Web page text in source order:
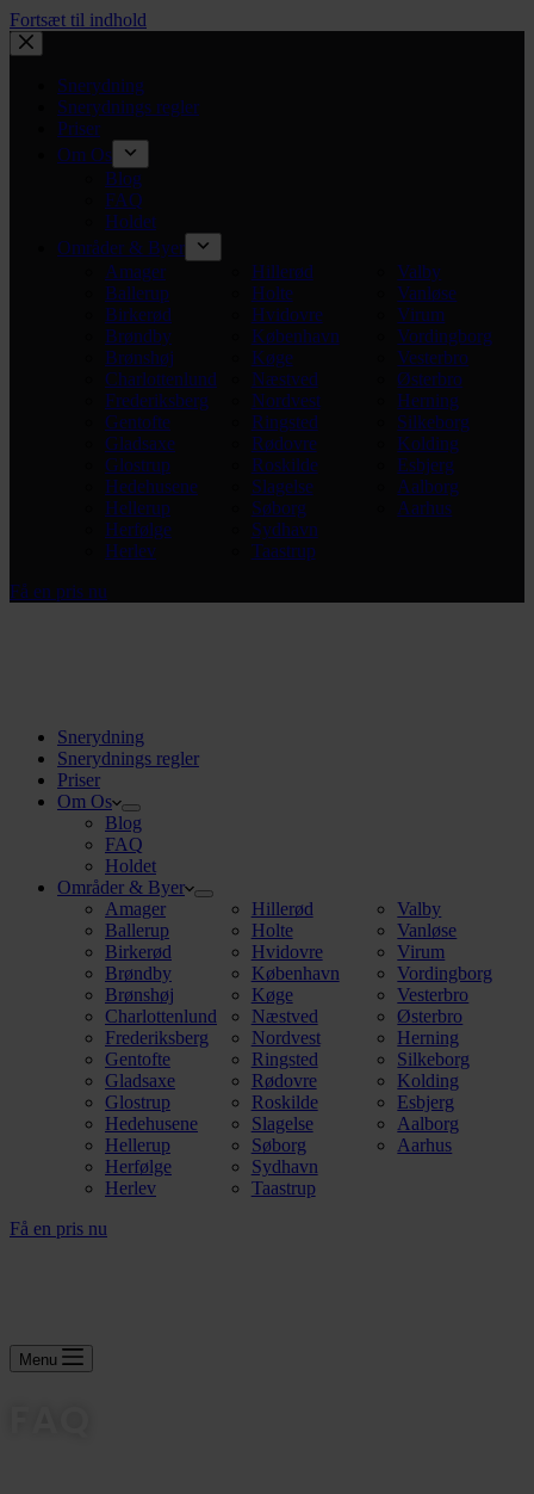
Fortsæt til indhold
Snerydning
Snerydnings regler
Priser
Om Os
Blog
FAQ
Holdet
Områder & Byer
Amager
Ballerup
Birkerød
Brøndby
Brønshøj
Charlottenlund
Frederiksberg
Gentofte
Gladsaxe
Glostrup
Hedehusene
Hellerup
Herfølge
Herlev
Hillerød
Holte
Hvidovre
København
Køge
Næstved
Nordvest
Ringsted
Rødovre
Roskilde
Slagelse
Søborg
Sydhavn
Taastrup
Valby
Vanløse
Virum
Vordingborg
Vesterbro
Østerbro
Herning
Silkeborg
Kolding
Esbjerg
Aalborg
Aarhus
Få en pris nu
Snerydning
Snerydnings regler
Priser
Om Os
Blog
FAQ
Holdet
Områder & Byer
Amager
Ballerup
Birkerød
Brøndby
Brønshøj
Charlottenlund
Frederiksberg
Gentofte
Gladsaxe
Glostrup
Hedehusene
Hellerup
Herfølge
Herlev
Hillerød
Holte
Hvidovre
København
Køge
Næstved
Nordvest
Ringsted
Rødovre
Roskilde
Slagelse
Søborg
Sydhavn
Taastrup
Valby
Vanløse
Virum
Vordingborg
Vesterbro
Østerbro
Herning
Silkeborg
Kolding
Esbjerg
Aalborg
Aarhus
Få en pris nu
Menu